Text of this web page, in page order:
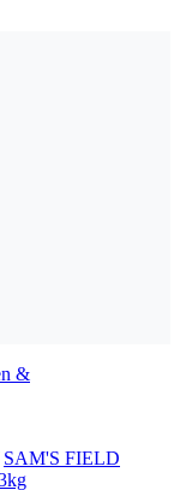
SAM'S FIELD